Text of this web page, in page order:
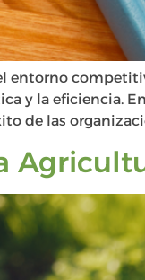
entorno
y la eficiencia.
de las